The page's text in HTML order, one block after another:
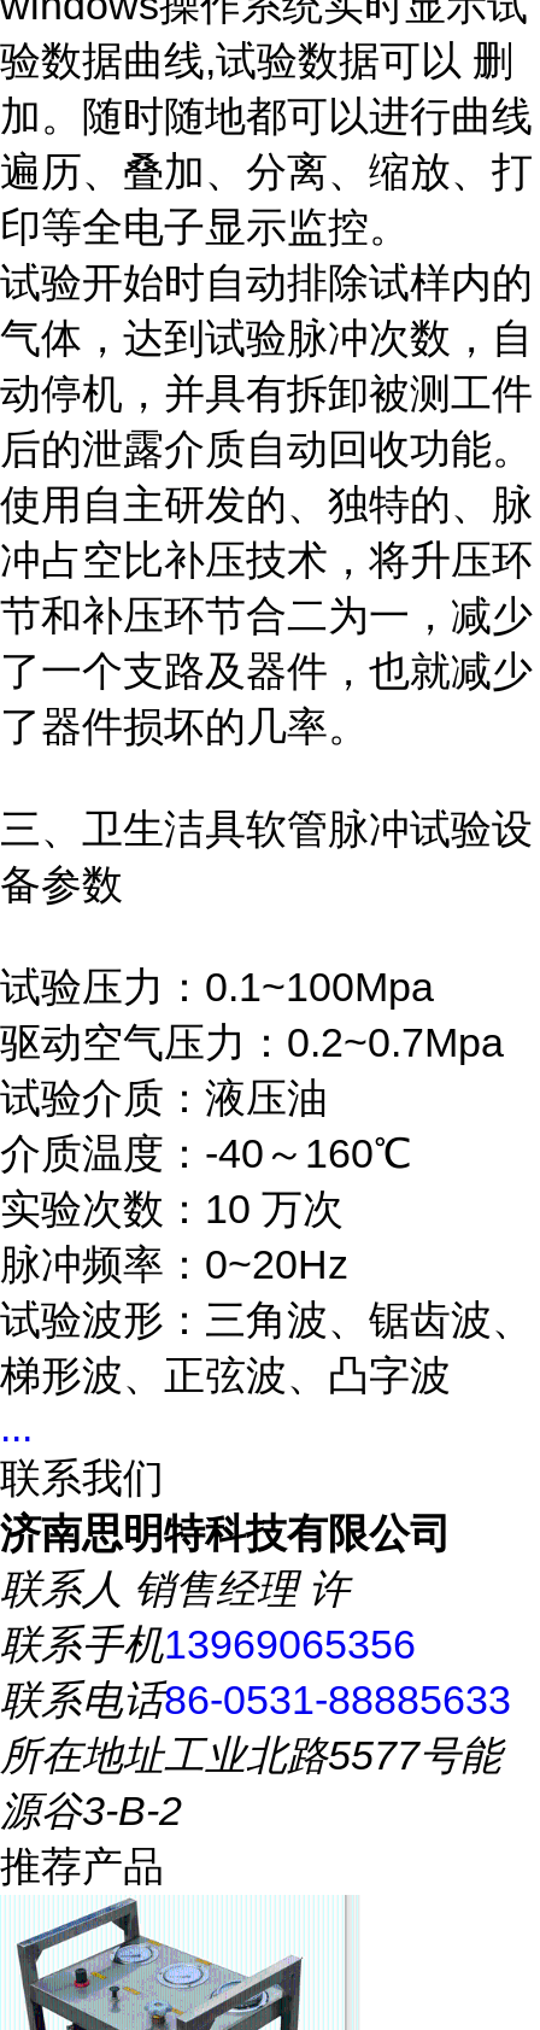
验数据曲线,试验数据可以 删
加。随时随地都可以进行曲线
遍历、叠加、分离、缩放、打
印等全电子显示监控。
试验开始时自动排除试样内的
气体，达到试验脉冲次数，自
动停机，并具有拆卸被测工件
后的泄露介质自动回收功能。
使用自主研发的、独特的、脉
冲占空比补压技术，将升压环
节和补压环节合二为一，减少
了一个支路及器件，也就减少
了器件损坏的几率。
三、 卫生洁具软管脉冲试验设
备参数
试验压力：0.1~100Mpa
驱动空气压力：0.2~0.7Mpa
试验介质：液压油
介质温度：-40～160℃
实验次数：10 万次
脉冲频率：0~20Hz
试验波形：三角波、锯齿波、
梯形波、正弦波、凸字波
...
联系我们
济南思明特科技有限公司
联系人 销售经理 许
联系手机13969065356
联系电话86-0531-88885633
所在地址工业北路5577号能
源谷3-B-2
推荐产品